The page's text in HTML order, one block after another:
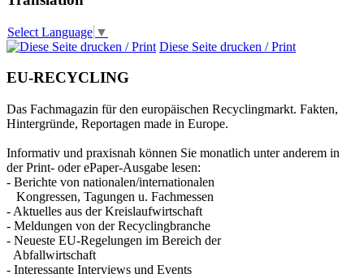
Select Language ▼
Diese Seite drucken / Print
EU-RECYCLING
Das Fachmagazin für den europäischen Recyclingmarkt. Fakten,
Hintergründe, Reportagen made in Europe.
Informativ und praxisnah können Sie monatlich unter anderem in
der Print- oder ePaper-Ausgabe lesen:
- Berichte von nationalen/internationalen
Kongressen, Tagungen u. Fachmessen
- Aktuelles aus der Kreislaufwirtschaft
- Meldungen von der Recyclingbranche
- Neueste EU-Regelungen im Bereich der
Abfallwirtschaft
- Interessante Interviews und Events